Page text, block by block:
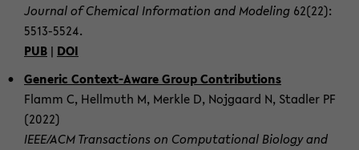
Jour­nal of Che­mi­cal In­for­ma­ti­on and Mo­de­ling 62(22):
5513-​5524.
PUB | DOI
Ge­ne­ric Context-​Aware Group Con­tri­bu­ti­ons
Flamm C, Hell­muth M, Merk­le D, No­jgaard N, Stad­ler PF
(2022)
IEEE/ACM Tran­sac­tions on Com­pu­ta­tio­nal Bio­lo­gy and